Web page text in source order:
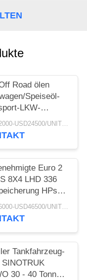
Road ölen
Speiseöl-
LKW-
Kupplung USD22000-USD24500/UNIT)negotiation MOQ:1 EINHEIT
Euro 2
8X4 LHD 336
HPs
Benzin-
ISO
USD46000-USD46500/UNIT)negotiation MOQ:1 EINHEIT
Tankfahrzeug-
SINOTRUK
30 - 40 Tonnen